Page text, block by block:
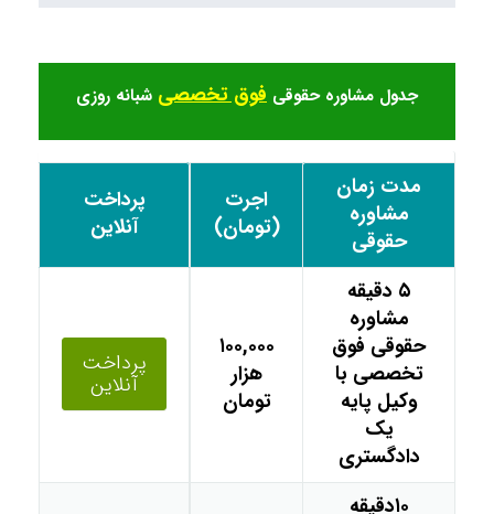
جدول مشاوره حقوقی فوق تخصصی شبانه روزی
مدت زمان
مشاوره
حقوقی
اجرت
(تومان)
پرداخت
آنلاین
۵ دقیقه
مشاوره
حقوقی فوق
تخصصی با
وکیل پایه
یک
دادگستری
۱۰۰,۰۰۰
هزار
تومان
پرداخت
آنلاین
۱۰دقیقه